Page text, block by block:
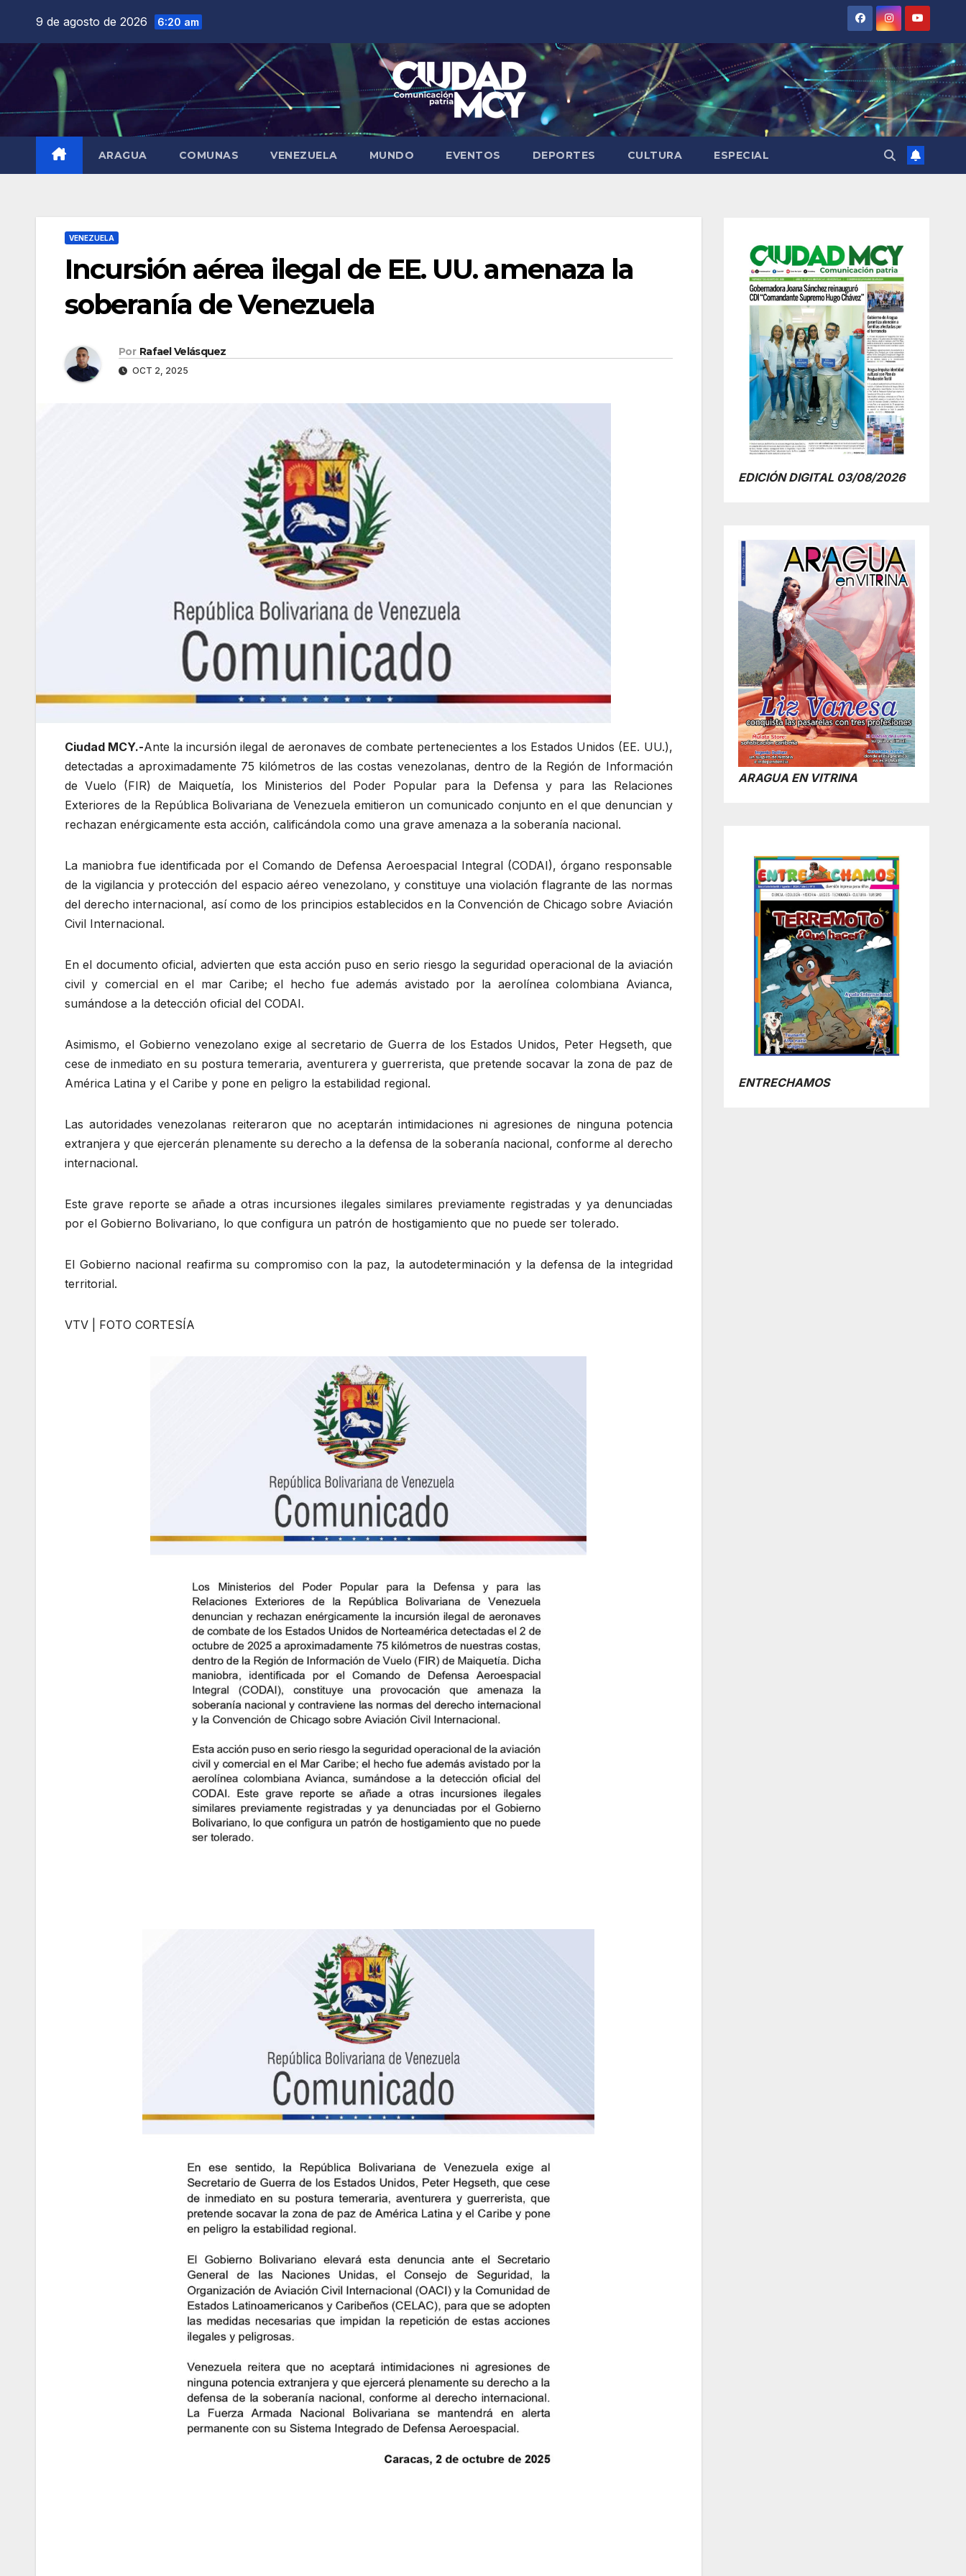
contenido
9 de agosto de 2026 6:20 am
ARAGUA COMUNAS VENEZUELA MUNDO EVENTOS DEPORTES CULTURA ESPECIAL
VENEZUELA
Incursión aérea ilegal de EE. UU. amenaza la
soberanía de Venezuela
Por Rafael Velásquez
OCT 2, 2025
Ciudad MCY.-Ante la incursión ilegal de aeronaves de combate pertenecientes a los Estados Unidos (EE. UU.),
detectadas a aproximadamente 75 kilómetros de las costas venezolanas, dentro de la Región de Información
de Vuelo (FIR) de Maiquetía, los Ministerios del Poder Popular para la Defensa y para las Relaciones
Exteriores de la República Bolivariana de Venezuela emitieron un comunicado conjunto en el que denuncian y
rechazan enérgicamente esta acción, calificándola como una grave amenaza a la soberanía nacional.
La maniobra fue identificada por el Comando de Defensa Aeroespacial Integral (CODAI), órgano responsable
de la vigilancia y protección del espacio aéreo venezolano, y constituye una violación flagrante de las normas
del derecho internacional, así como de los principios establecidos en la Convención de Chicago sobre Aviación
Civil Internacional.
En el documento oficial, advierten que esta acción puso en serio riesgo la seguridad operacional de la aviación
civil y comercial en el mar Caribe; el hecho fue además avistado por la aerolínea colombiana Avianca,
sumándose a la detección oficial del CODAI.
Asimismo, el Gobierno venezolano exige al secretario de Guerra de los Estados Unidos, Peter Hegseth, que
cese de inmediato en su postura temeraria, aventurera y guerrerista, que pretende socavar la zona de paz de
América Latina y el Caribe y pone en peligro la estabilidad regional.
Las autoridades venezolanas reiteraron que no aceptarán intimidaciones ni agresiones de ninguna potencia
extranjera y que ejercerán plenamente su derecho a la defensa de la soberanía nacional, conforme al derecho
internacional.
Este grave reporte se añade a otras incursiones ilegales similares previamente registradas y ya denunciadas
por el Gobierno Bolivariano, lo que configura un patrón de hostigamiento que no puede ser tolerado.
El Gobierno nacional reafirma su compromiso con la paz, la autodeterminación y la defensa de la integridad
territorial.
VTV | FOTO CORTESÍA
EDICIÓN DIGITAL 03/08/2026
ARAGUA EN VITRINA
ENTRECHAMOS